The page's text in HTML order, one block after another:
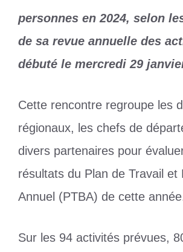
personnes en 2024, selon
de sa revue annuelle des
débuté le mercredi 29
Cette rencontre regroupe les
régionaux, les chefs de
divers partenaires pour
résultats du Plan de Travail et
Annuel (PTBA) de cette
Sur les 94 activités prévues,